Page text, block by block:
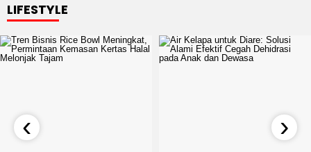
LIFESTYLE
‹ ›